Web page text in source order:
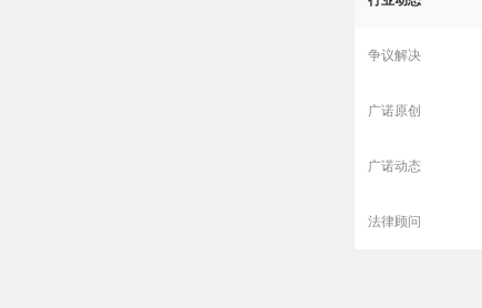
争议解决
广诺原创
广诺动态
法律顾问